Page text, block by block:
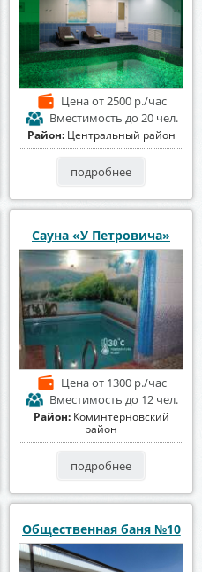
Ценаот 2500 р./час
Вместимость до 20 чел.
Район: Центральный район
подробнее
Сауна «У Петровича»
Ценаот 1300 р./час
Вместимость до 12 чел.
Район: Коминтерновский
район
подробнее
Общественная баня №10